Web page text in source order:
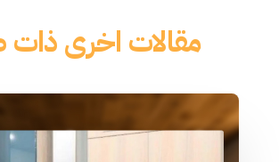
مقالات اخرى